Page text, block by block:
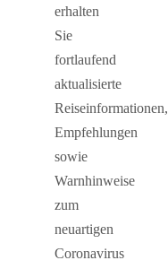
erhalten
Sie
fortlaufend
aktualisierte
Reiseinformationen,
Empfehlungen
sowie
Warnhinweise
zum
neuartigen
Coronavirus